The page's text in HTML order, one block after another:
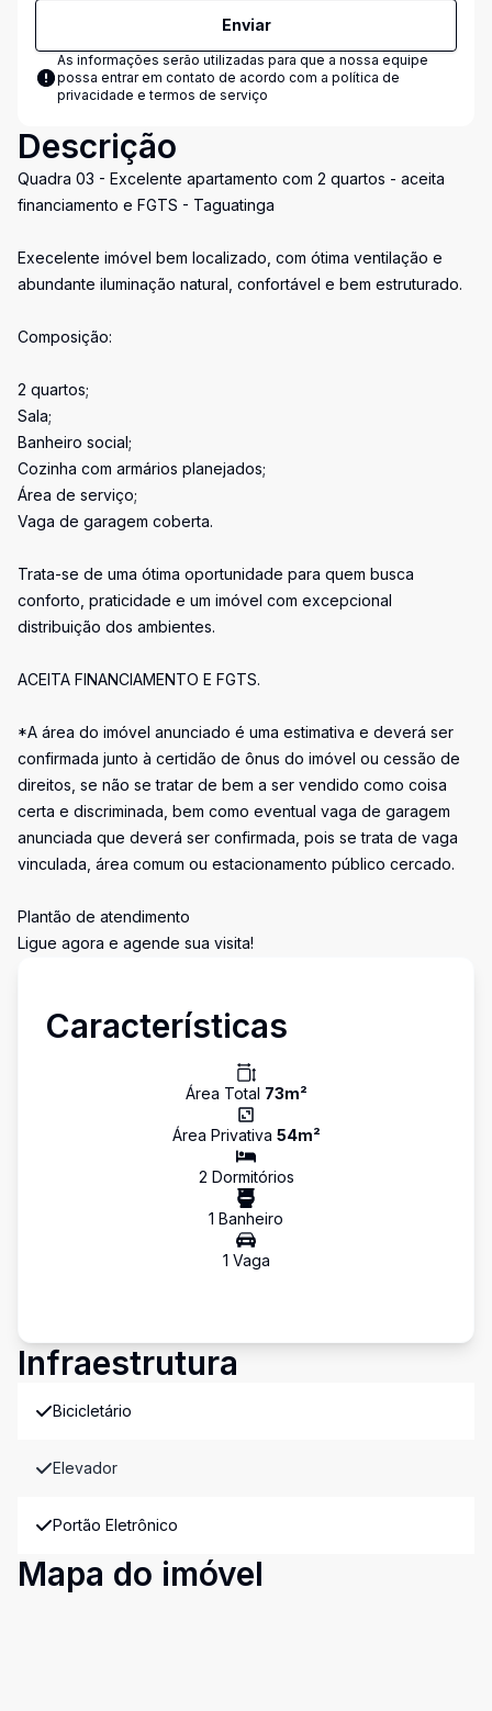
Enviar
As informações serão utilizadas para que a nossa equipe
possa entrar em contato de acordo com a política de
privacidade e termos de serviço
Descrição
Quadra 03 - Excelente apartamento com 2 quartos - aceita
financiamento e FGTS - Taguatinga
Execelente imóvel bem localizado, com ótima ventilação e
abundante iluminação natural, confortável e bem estruturado.
Composição:
2 quartos;
Sala;
Banheiro social;
Cozinha com armários planejados;
Área de serviço;
Vaga de garagem coberta.
Trata-se de uma ótima oportunidade para quem busca
conforto, praticidade e um imóvel com excepcional
distribuição dos ambientes.
ACEITA FINANCIAMENTO E FGTS.
*A área do imóvel anunciado é uma estimativa e deverá ser
confirmada junto à certidão de ônus do imóvel ou cessão de
direitos, se não se tratar de bem a ser vendido como coisa
certa e discriminada, bem como eventual vaga de garagem
anunciada que deverá ser confirmada, pois se trata de vaga
vinculada, área comum ou estacionamento público cercado.
Plantão de atendimento
Ligue agora e agende sua visita!
Características
Área Total 73m²
Área Privativa 54m²
2 Dormitórios
1 Banheiro
1 Vaga
Infraestrutura
Bicicletário
Elevador
Portão Eletrônico
Mapa do imóvel